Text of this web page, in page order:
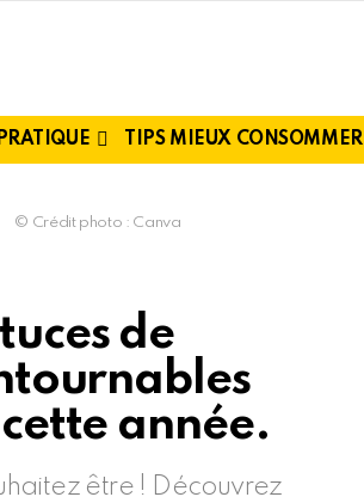
TIPS MIEUX CONSOMMER
© Crédit photo : Canva
de
année.
être ! Découvrez